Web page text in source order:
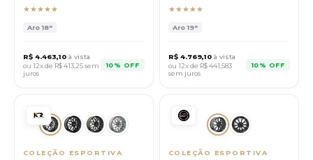
BYD
★★★★★
Aro18"
R$ 4.463,10 à vista
ou 12x de R$413,25sem
juros
10% OFF
★★★★★
Aro19"
R$ 4.769,10 à vista
ou 12x de R$441,583
sem juros
10% OFF
COLEÇÃO ESPORTIVA COLEÇÃO ESPORTIVA